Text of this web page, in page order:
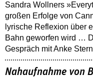
Sandra Wollners
großen Erfolge von
lyrische Reflexion über
Bahn geworfen wird …
Gespräch mit Anke
Nahaufnahme von